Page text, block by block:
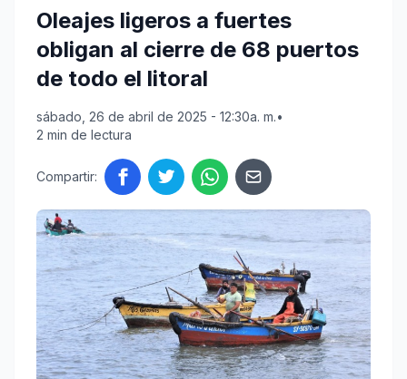
Oleajes ligeros a fuertes
obligan al cierre de 68 puertos
de todo el litoral
sábado, 26 de abril de 2025 - 12:30a. m.•
2 min de lectura
Compartir: